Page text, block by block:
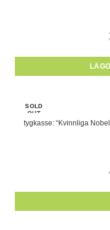
SOLD
OUT
tygkasse: “Kvinnliga